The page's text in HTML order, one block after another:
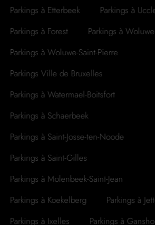
Parkings à Etterbeek
Parkings à
Parkings à Forest
Parkings à
Parkings à Woluwe-Saint-Pierre
Parkings Ville de Bruxelles
Parkings à Watermael-Boitsfort
Parkings à Schaerbeek
Parkings à Saint-Josse-ten-Noode
Parkings à Saint-Gilles
Parkings à Molenbeek-Saint-Jean
Parkings à Koekelberg
Parkings à
Parkings à Ixelles
Parkings à